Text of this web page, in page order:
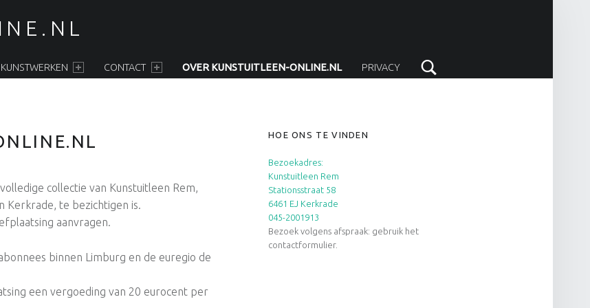
CONTACT OVER KUNSTUITLEEN-ONLINE.NL PRIVACY
collectie van Kunstuitleen Rem,
Kerkrade, te bezichtigen is.
aanvragen.
binnen Limburg en de euregio de
een vergoeding van 20 eurocent per
SIDEBAR
HOE ONS TE VINDEN
Bezoekadres:
Kunstuitleen Rem
Stationsstraat 58
6461 EJ Kerkrade
045-2001913
Bezoek volgens afspraak: gebruik het
contactformulier.